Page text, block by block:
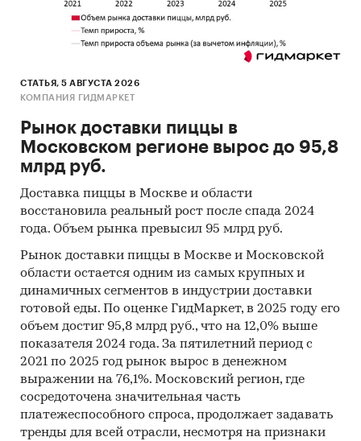
Отчетность эмитентов
Сайты компаний
Региональные и федеральные СМИ
Специализированные аналитические
порталы
Методы
Кабинетное исследование. Поиск и анализ
проведение расчетов. Статистика и
Прогноз ГидМаркет. Современные
статистические методы прогнозирования с
поправкой на мнение экспертов.
Отчет отражает мнение авторов и не является
инвестиционной рекомендацией
Потребительские товары / ... /
СТАТЬЯ, 5 АВГУСТА 2026
КОМПАНИЯ ГИДМАРКЕТ
Рынок доставки пиццы в
Московском регионе вырос до 95,8
млрд руб.
Доставка пиццы в Москве и области
восстановила реальный рост после спада 2024
года. Объем рынка превысил 95 млрд руб.
Рынок доставки пиццы в Москве и Московской
области остается одним из самых крупных и
динамичных сегментов в индустрии доставки
готовой еды. По оценке ГидМаркет, в 2025 году его
объем достиг 95,8 млрд руб., что на 12,0% выше
показателя 2024 года. За пятилетний период с
2021 по 2025 год рынок вырос в денежном
выражении на 76,1%. Московский регион, где
сосредоточена значительная часть
платежеспособного спроса, продолжает задавать
тренды для всей отрасли, несмотря на признаки